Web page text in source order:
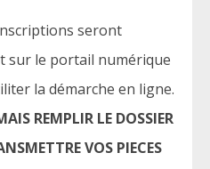
seront
le portail numérique
la démarche en ligne.
REMPLIR LE DOSSIER
VOS PIECES